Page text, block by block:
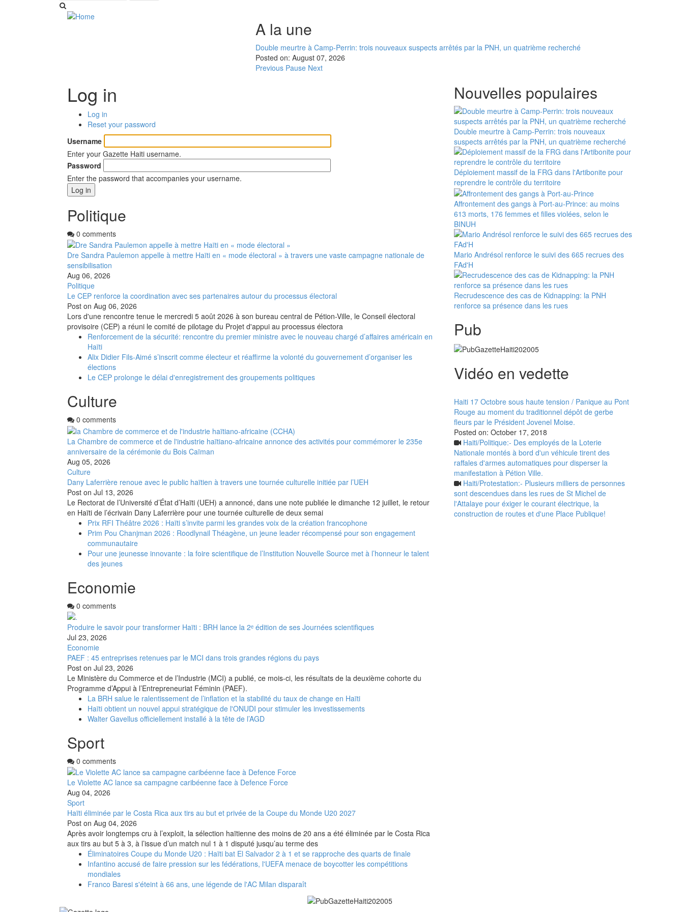
A la une
Double meurtre à Camp-Perrin: trois nouveaux suspects arrêtés par la PNH, un quatrième recherché
Posted on: August 07, 2026
Previous Pause Next
Log in
Primary
tabs
Log in
tab)
Reset your password
Username
Enter your Gazette Haiti username.
Password
Enter the password that accompanies your username.
Politique
0 comments
Dre Sandra Paulemon appelle à mettre Haïti en « mode électoral » à travers une vaste campagne nationale de
sensibilisation
Aug 06, 2026
Politique
Le CEP renforce la coordination avec ses partenaires autour du processus électoral
Post on Aug 06, 2026
Lors d'une rencontre tenue le mercredi 5 août 2026 à son bureau central de Pétion-Ville, le Conseil électoral
provisoire (CEP) a réuni le comité de pilotage du Projet d'appui au processus électora
Renforcement de la sécurité: rencontre du premier ministre avec le nouveau chargé d’affaires américain en
Haïti
Alix Didier Fils-Aimé s’inscrit comme électeur et réaffirme la volonté du gouvernement d’organiser les
élections
Le CEP prolonge le délai d'enregistrement des groupements politiques
Culture
0 comments
La Chambre de commerce et de l'industrie haïtiano-africaine annonce des activités pour commémorer le 235e
anniversaire de la cérémonie du Bois Caïman
Aug 05, 2026
Culture
Dany Laferrière renoue avec le public haïtien à travers une tournée culturelle initiée par l’UEH
Post on Jul 13, 2026
Le Rectorat de l’Université d’État d’Haïti (UEH) a annoncé, dans une note publiée le dimanche 12 juillet, le retour
en Haïti de l’écrivain Dany Laferrière pour une tournée culturelle de deux semai
Prix RFI Théâtre 2026 : Haïti s’invite parmi les grandes voix de la création francophone
Prim Pou Chanjman 2026 : Roodlynail Théagène, un jeune leader récompensé pour son engagement
communautaire
Pour une jeunesse innovante : la foire scientifique de l’Institution Nouvelle Source met à l’honneur le talent
des jeunes
Economie
0 comments
Produire le savoir pour transformer Haïti : BRH lance la 2ᵉ édition de ses Journées scientifiques
Jul 23, 2026
Economie
PAEF : 45 entreprises retenues par le MCI dans trois grandes régions du pays
Post on Jul 23, 2026
Le Ministère du Commerce et de l’Industrie (MCI) a publié, ce mois-ci, les résultats de la deuxième cohorte du
Programme d’Appui à l’Entrepreneuriat Féminin (PAEF).
La BRH salue le ralentissement de l’inflation et la stabilité du taux de change en Haïti
Haïti obtient un nouvel appui stratégique de l'ONUDI pour stimuler les investissements
Walter Gavellus officiellement installé à la tête de l’AGD
Sport
0 comments
Le Violette AC lance sa campagne caribéenne face à Defence Force
Aug 04, 2026
Sport
Haïti éliminée par le Costa Rica aux tirs au but et privée de la Coupe du Monde U20 2027
Post on Aug 04, 2026
Après avoir longtemps cru à l’exploit, la sélection haïtienne des moins de 20 ans a été éliminée par le Costa Rica
aux tirs au but 5 à 3, à l’issue d’un match nul 1 à 1 disputé jusqu’au terme des
Éliminatoires Coupe du Monde U20 : Haïti bat El Salvador 2 à 1 et se rapproche des quarts de finale
Infantino accusé de faire pression sur les fédérations, l'UEFA menace de boycotter les compétitions
mondiales
Franco Baresi s'éteint à 66 ans, une légende de l'AC Milan disparaît
Nouvelles populaires
Double meurtre à Camp-Perrin: trois nouveaux
suspects arrêtés par la PNH, un quatrième recherché
Déploiement massif de la FRG dans l'Artibonite pour
reprendre le contrôle du territoire
Affrontement des gangs à Port-au-Prince: au moins
613 morts, 176 femmes et filles violées, selon le
BINUH
Mario Andrésol renforce le suivi des 665 recrues des
FAd'H
Recrudescence des cas de Kidnapping: la PNH
renforce sa présence dans les rues
Pub
Vidéo en vedette
Haiti 17 Octobre sous haute tension / Panique au Pont
Rouge au moment du traditionnel dépôt de gerbe
fleurs par le Président Jovenel Moise.
Posted on: October 17, 2018
Haiti/Politique:- Des employés de la Loterie
Nationale montés à bord d'un véhicule tirent des
raffales d'armes automatiques pour disperser la
manifestation à Pétion Ville.
Haiti/Protestation:- Plusieurs milliers de personnes
sont descendues dans les rues de St Michel de
l'Attalaye pour éxiger le courant électrique, la
construction de routes et d'une Place Publique!